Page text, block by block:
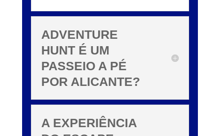
ADVENTURE
HUNT É UM
PASSEIO A PÉ
POR ALICANTE?
A EXPERIÊNCIA